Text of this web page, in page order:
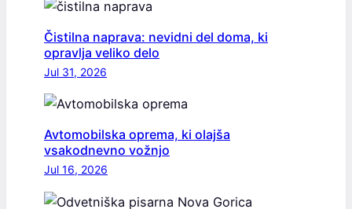
Čistilna naprava: nevidni del doma, ki
opravlja veliko delo
Jul 31, 2026
Avtomobilska oprema, ki olajša
vsakodnevno vožnjo
Jul 16, 2026